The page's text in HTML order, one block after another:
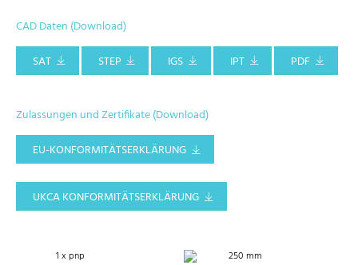
CAD Daten (Download)
SAT
STEP IGS IPT PDF
Zulassungen und Zertifikate (Download)
EU-KONFORMITÄTSERKLÄRUNG
UKCA KONFORMITÄTSERKLÄRUNG
1 x pnp
250 mm